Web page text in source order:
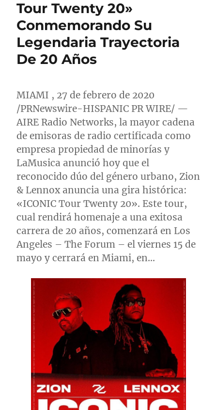
Tour Twenty 20»
Conmemorando Su
Legendaria Trayectoria
De 20 Años
MIAMI , 27 de febrero de 2020
/PRNewswire-HISPANIC PR WIRE/ —
AIRE Radio Networks, la mayor cadena
de emisoras de radio certificada como
empresa propiedad de minorías y
LaMusica anunció hoy que el
reconocido dúo del género urbano, Zion
& Lennox anuncia una gira histórica:
«ICONIC Tour Twenty 20». Este tour,
cual rendirá homenaje a una exitosa
carrera de 20 años, comenzará en Los
Angeles – The Forum – el viernes 15 de
mayo y cerrará en Miami, en…